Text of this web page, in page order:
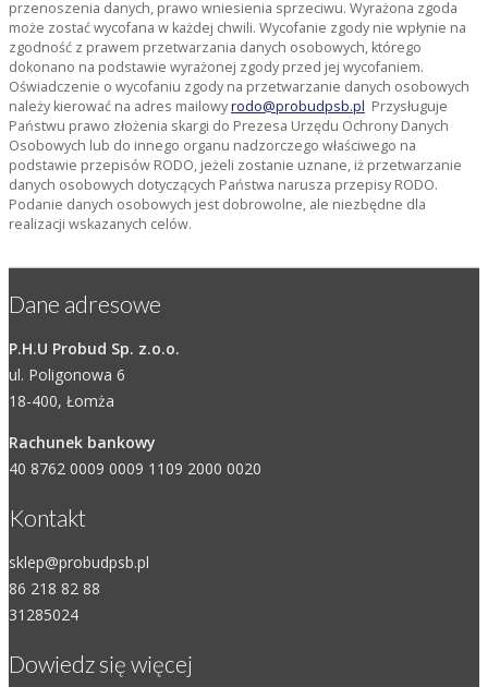
przenoszenia danych, prawo wniesienia sprzeciwu. Wyrażona zgoda
może zostać wycofana w każdej chwili. Wycofanie zgody nie wpłynie na
zgodność z prawem przetwarzania danych osobowych, którego
dokonano na podstawie wyrażonej zgody przed jej wycofaniem.
Oświadczenie o wycofaniu zgody na przetwarzanie danych osobowych
należy kierować na adres mailowyrodo@probudpsb.pl Przysługuje
Państwu prawo złożenia skargi do Prezesa Urzędu Ochrony Danych
Osobowych lub do innego organu nadzorczego właściwego na
podstawie przepisów RODO, jeżeli zostanie uznane, iż przetwarzanie
danych osobowych dotyczących Państwa narusza przepisy RODO.
Podanie danych osobowych jest dobrowolne, ale niezbędne dla
realizacji wskazanych celów.
Dane adresowe
P.H.U Probud Sp. z.o.o.
ul. Poligonowa 6
18-400, Łomża
Rachunek bankowy
40 8762 0009 0009 1109 2000 0020
Kontakt
sklep@probudpsb.pl
86 218 82 88
31285024
Dowiedz się więcej